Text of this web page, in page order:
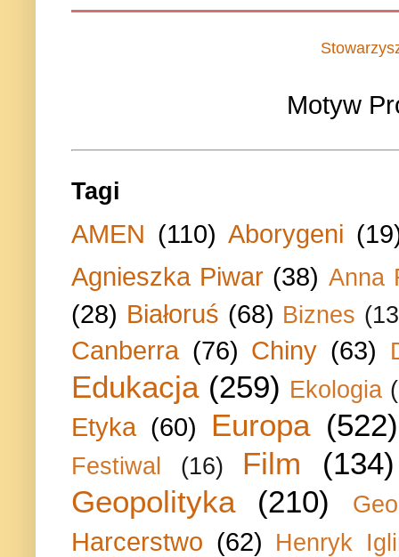
Motyw
Tagi
AMEN (110) Aborygeni
Agnieszka Piwar (38) Anna
(28) Białoruś (68) Biznes
Canberra (76) Chiny (63)
Edukacja (259) Ekologia
Etyka (60) Europa (522)
Festiwal (16) Film
(134)
Geopolityka
(210)
Harcerstwo (62) Henryk